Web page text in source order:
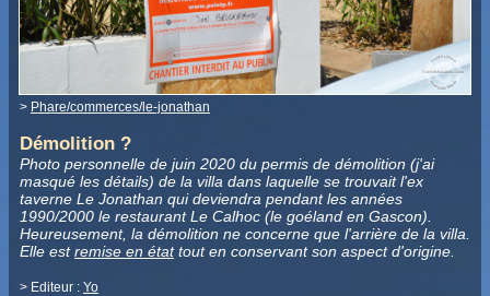
> Phare/commerces/le-jonathan
Démolition ?
Photo personnelle de juin 2020 du permis de démolition (j'ai
masqué les détails) de la villa dans laquelle se trouvait l'ex
taverne Le Jonathan qui deviendra pendant les années
1990/2000 le restaurant Le Calhoc (le goéland en Gascon).
Heureusement, la démolition ne concerne que l'arrière de la villa.
Elle estremise en étattout en conservant son aspect d'origine.
> Editeur : Yo